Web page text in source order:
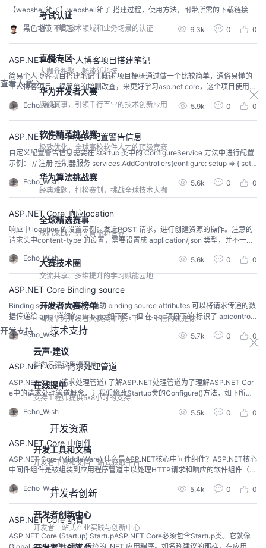
考试认证
针对不同技术领域和业务场景的认证
直播专区
大咖齐相聚，畅谈新科技
查看大赛
华为开发者大赛
旗舰赛事，引领千行百业的技术创新应用
软件精英挑战赛
极致优化，全球高校软件人才的顶级竞赛
华为算法挑战赛
经典难题，打榜赛制，挑战全球技术大咖
全球精选赛事
放码来战，勇闯智能新世界
大赛技术圈
交流共享、多维提升的学习赋能园地
开发者大赛榜单
围观华为开发者大赛英雄榜，下一个上榜的就是你
开发支持 技术支持
云声·建议
华为云建议反馈平台
在线提单
支持工程师提供5*8小时的支持
开发资源
开发工具和文档
开发者工具和文档一站式获取平台
开发者创新
开发者创新中心
开发者一站式产业实践与创新中心
【webshell箱子】webshell箱子 搭建过程，使用方法，附带所需的下载链接
黑色地带（崛起） 6.3k 0 0
ASP.NET Core 个人博客项目搭建笔记
简易个人博客项目搭建笔记 1.概述 项目梗概通过做一个比较简单，通俗易懂的
个人博客项目，很简单的增删改查，来更好学习asp.net core，这个项目使用as
p.net core webapi+elementui来做。 2.数据库设计文章表ID文章标题文章内容
创建时间文章类型ID浏览量点赞量作者ID文章类型表ID类型名作者表ID姓名账
号密码 MD5 3.架构设计仓储层服务层 MD5加密pu...
Echo_Wish 5.9k 0 0
ASP.NET Core 自定义配置警告信息
自定义配置警告信息需要在 startup 类中的 ConfigureService 方法中进行配置
示例： // 注册 控制器服务 services.AddControllers(configure: setup => { setu
Echo_Wish
5.6k 0 0
ASP.NET Core 响应location
响应中 location 的设置示例：发送POST 请求，进行创建资源的操作。注意的
请求头中content-type 的设置，需要设置成 application/json 类型，并不一定
ore 会返回 415 状态码。同时请求体中 也要符合api 接口需要的格式，如果不
符合，则会得到 400 的响应码。...
Echo_Wish 5.6k 0 0
ASP.NET Core Binding source
Binding source Attributes借助 binding source attributes 可以将请求传递的数
据传递给 api，详细的attribute 如下图。但 在 api 项目下的 标识了 apicontroll
er 的controller下，binding source attributes 的规则 有所改变 HttpHEADhea
d 也是一种http 请求方法，他...
Echo_Wish 5.7k 0 0
ASP.NET Core 请求处理管道
ASP.NET Core (请求处理管道) 了解ASP.NET处理管道为了理解ASP.NET Cor
e中的请求处理管道概念，让我们修改Startup类的Configure()方法，如下所
示。 在这里，我们将三个中间件组件注册到请求处理管道中。 如您所见，前两
个组件是使用Use() 扩展方法注册的，因此它们有机会在请求处理管道中调用下
一个中间件组件。 最后一个使用Run() 扩展方法注册，因...
Echo_Wish 5.5k 0 0
ASP.NET Core 中间件
ASP.NET Core (MiddleWare) 什么是ASP.NET核心中间件组件？ASP.NET核心
中间件组件是被组装到应用程序管道中以处理HTTP请求和响应的软件组件（从
都执行以下任务。选择是否将 HTTP 请求传递给管道中的下一个组件。这可以
通过在中间件中调用下一个 next() 方法实现。可以在管...
Echo_Wish 5.4k 0 0
ASP.NET Core 配置
ASP.NET Core (Startup) StartupASP.NET Core必须包含Startup类。它就像